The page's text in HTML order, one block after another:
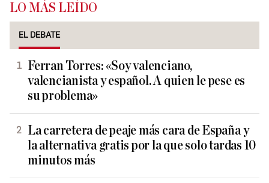
LO MÁS LEÍDO
EL DEBATE
Ferran Torres: «Soy valenciano,
valencianista y español. A quien le pese es
su problema»
La carretera de peaje más cara de España y
la alternativa gratis por la que solo tardas 10
minutos más